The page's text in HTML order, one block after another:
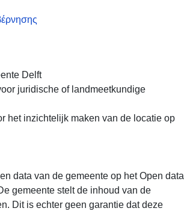
Delft
juridische of landmeetkundige
het inzichtelijk maken van de locatie op
data van de gemeente op het Open data
gemeente stelt de inhoud van de
Dit is echter geen garantie dat deze